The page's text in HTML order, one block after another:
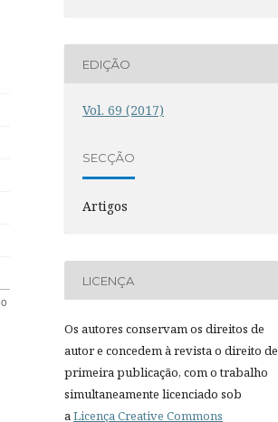
EDIÇÃO
Vol. 69 (2017)
SECÇÃO
Artigos
LICENÇA
Os autores conservam os direitos de
autor e concedem à revista o direito de
primeira publicação, com o trabalho
simultaneamente licenciado sob
aLicença Creative Commons